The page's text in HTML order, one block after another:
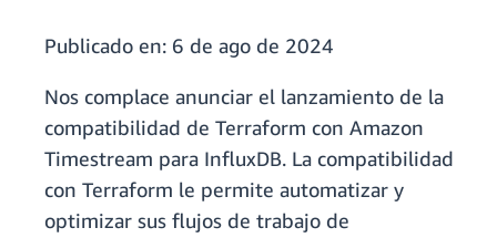
Publicado en: 6 de ago de 2024
Nos complace anunciar el lanzamiento de la
compatibilidad de Terraform con Amazon
Timestream para InfluxDB. La compatibilidad
con Terraform le permite automatizar y
optimizar sus flujos de trabajo de